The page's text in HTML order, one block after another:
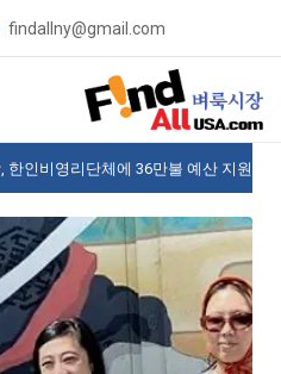
findallny@gmail.com
한인비영리단체에 36만불 예산 지원